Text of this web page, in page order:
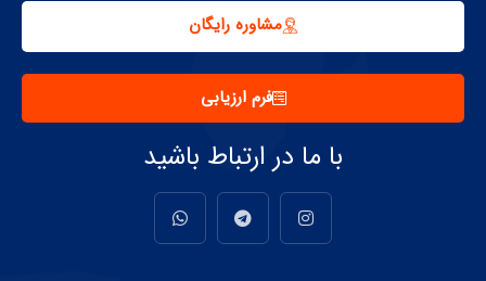
مشاوره رایگان
فرم ارزیابی
با ما در ارتباط باشید